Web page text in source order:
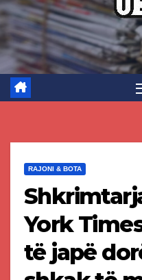
RAJONI & BOTA
York
të japë